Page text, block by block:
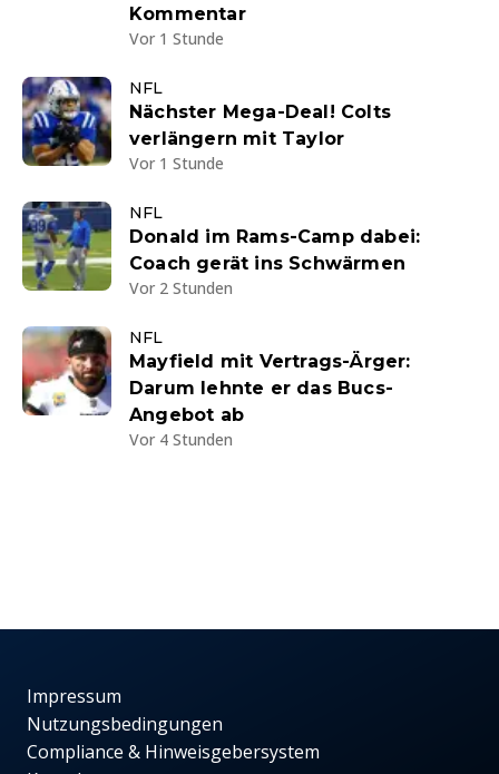
Kommentar
Vor 1 Stunde
NFL
Nächster Mega-Deal! Colts
verlängern mit Taylor
Vor 1 Stunde
NFL
Donald im Rams-Camp dabei:
Coach gerät ins Schwärmen
Vor 2 Stunden
NFL
Mayfield mit Vertrags-Ärger:
Darum lehnte er das Bucs-
Angebot ab
Vor 4 Stunden
Impressum
Nutzungsbedingungen
Compliance & Hinweisgebersystem